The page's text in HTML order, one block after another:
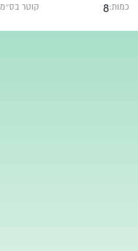
כמות:8 קוטר בס״מ:11-